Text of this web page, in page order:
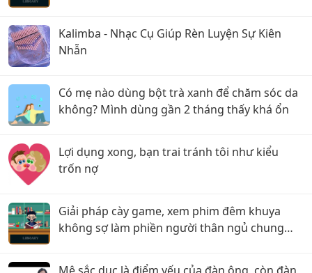
Kalimba - Nhạc Cụ Giúp Rèn Luyện Sự Kiên
Nhẫn
Có mẹ nào dùng bột trà xanh để chăm sóc da
không? Mình dùng gần 2 tháng thấy khá ổn
Lợi dụng xong, bạn trai tránh tôi như kiểu
trốn nợ
Giải pháp cày game, xem phim đêm khuya
không sợ làm phiền người thân ngủ chung